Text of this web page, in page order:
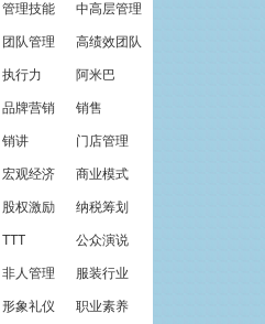
管理技能 中高层管理
团队管理 高绩效团队
执行力 阿米巴
品牌营销 销售
销讲 门店管理
宏观经济 商业模式
股权激励 纳税筹划
TTT 公众演说
非人管理 服装行业
形象礼仪 职业素养